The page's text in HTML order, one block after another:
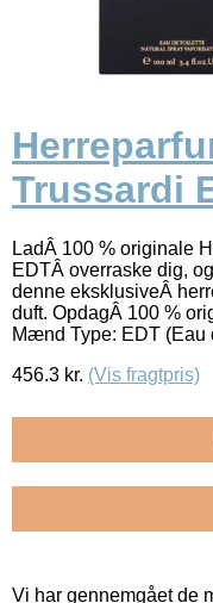
Trussardi
LadÂ 100 % originale
EDTÂ overraske dig,
denne eksklusiveÂ
duft. OpdagÂ 100 %
Mænd Type: EDT (Eau
456.3 kr. (Vis fragtpris)
Vi har gennemgået de